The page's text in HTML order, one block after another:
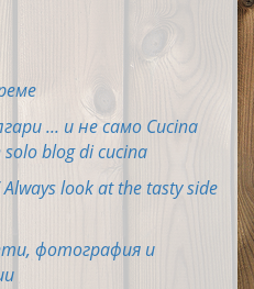
... и не само Cucina
blog di cucina
look at the tasty side
фотография и